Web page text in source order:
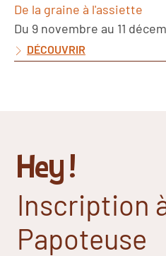
De la graine à l'assiette
Du 9 novembre au 11
DÉCOUVRIR
Hey !
Inscription
Papoteuse